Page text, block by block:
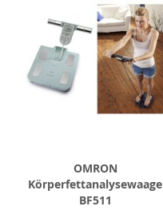
OMRON
Körperfettanalysewaage
BF511